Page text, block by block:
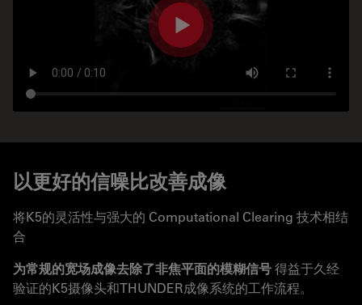
以更好的信噪比改善成像
将K5的灵活性与强大的 Computational Clearing 技术相结
合
为常规的宽场成像去除了非焦平面的模糊信号得益于久经
验证的K5摄像头和THUNDER成像系统的工作流程。